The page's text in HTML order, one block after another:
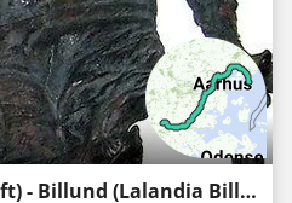
Ebeltoft (Landal Ebeltoft) - Billund (Lalandia Billund)